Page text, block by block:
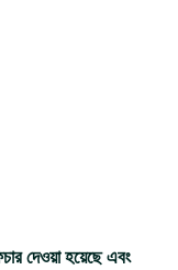
দেওয়া হয়েছে এবং